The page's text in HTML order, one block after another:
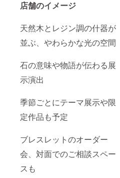
店舗のイメージ
天然木とレジン調の什器が
並ぶ、やわらかな光の空間
石の意味や物語が伝わる展
示演出
季節ごとにテーマ展示や限
定作品も予定
ブレスレットのオーダー
会、対面でのご相談スペー
スも